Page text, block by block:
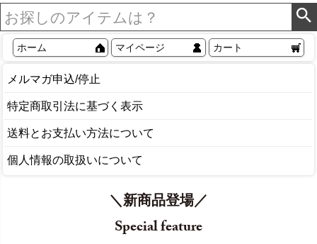
ホーム マイページ カート
メルマガ申込/停止
特定商取引法に基づく表示
送料とお支払い方法について
個人情報の取扱いについて
＼新商品登場／
Special feature